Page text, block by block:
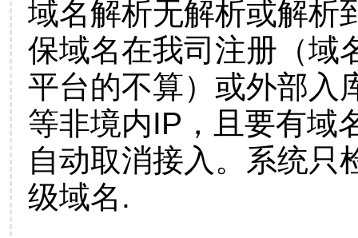
域名解析无解析或解析
保域名在我司注册（域
平台的不算）或外部入
等非境内IP，且要有域
自动取消接入。系统只
级域名.